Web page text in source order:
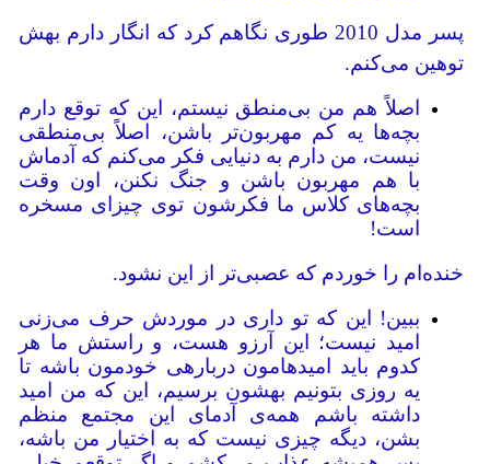
پسر مدل 2010 طوری نگاهم کرد که انگار دارم بهش
توهین می‌کنم.
اصلاً هم من بی‌منطق نیستم، این که توقع دارم
بچه‌ها یه کم مهربون‌تر باشن، اصلاً بی‌منطقی
نیست، من دارم به دنیایی فکر می‌کنم که آدماش
با هم مهربون باشن و جنگ نکنن، اون وقت
بچه‌های کلاس ما فکرشون توی چیزای مسخره
است!
خنده‌ام را خوردم که عصبی‌تر از این نشود.
ببین! این که تو داری در موردش حرف می‌زنی
امید نیست؛ این آرزو هست، و راستش ما هر
کدوم باید امیدهامون درباره‎ی خودمون باشه تا
یه روزی بتونیم بهشون برسیم، این که من امید
داشته باشم همه‌ی آدمای این مجتمع منظم
بشن، دیگه چیزی نیست که به اختیار من باشه،